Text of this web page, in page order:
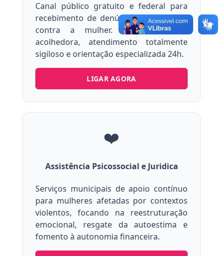
Canal público gratuito e federal para
recebimento de denúncias de violência
contra a mulher. Oferece escuta
acolhedora, atendimento totalmente
sigiloso e orientação especializada 24h.
LIGAR AGORA
❤️
Assistência Psicossocial e Juridica
Serviços municipais de apoio contínuo
para mulheres afetadas por contextos
violentos, focando na reestruturação
emocional, resgate da autoestima e
fomento à autonomia financeira.